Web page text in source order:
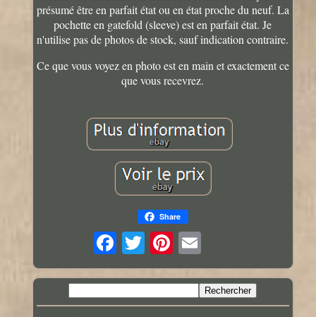
présumé être en parfait état ou en état proche du neuf. La
pochette en gatefold (sleeve) est en parfait état. Je
n'utilise pas de photos de stock, sauf indication contraire.
Ce que vous voyez en photo est en main et exactement ce
que vous recevrez.
Share